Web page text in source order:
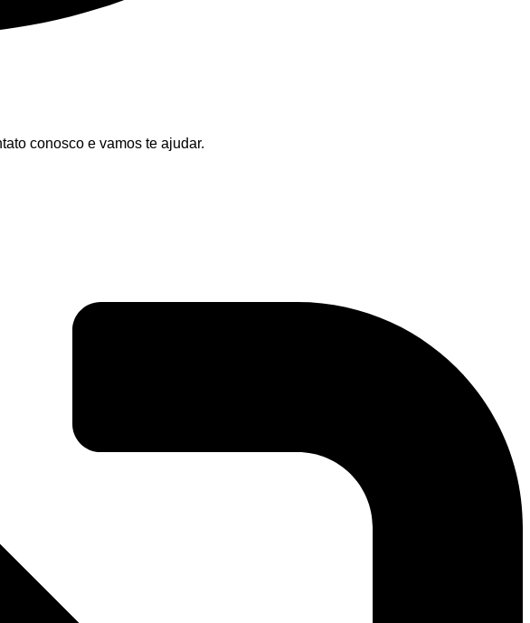
conosco e vamos te ajudar.